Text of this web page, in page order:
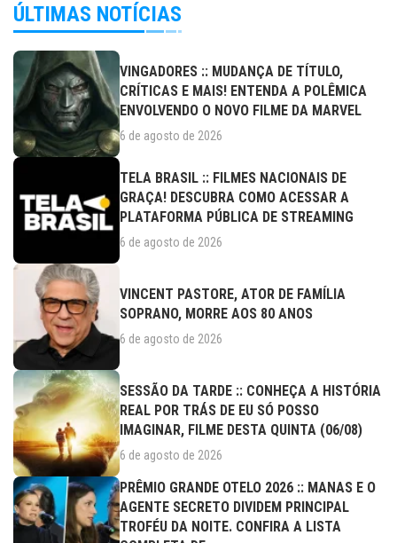
ÚLTIMAS NOTÍCIAS
VINGADORES :: MUDANÇA DE TÍTULO,
CRÍTICAS E MAIS! ENTENDA A POLÊMICA
ENVOLVENDO O NOVO FILME DA MARVEL
6 de agosto de 2026
TELA BRASIL :: FILMES NACIONAIS DE
GRAÇA! DESCUBRA COMO ACESSAR A
PLATAFORMA PÚBLICA DE STREAMING
6 de agosto de 2026
VINCENT PASTORE, ATOR DE FAMÍLIA
SOPRANO, MORRE AOS 80 ANOS
6 de agosto de 2026
SESSÃO DA TARDE :: CONHEÇA A HISTÓRIA
REAL POR TRÁS DE EU SÓ POSSO
IMAGINAR, FILME DESTA QUINTA (06/08)
6 de agosto de 2026
PRÊMIO GRANDE OTELO 2026 :: MANAS E O
AGENTE SECRETO DIVIDEM PRINCIPAL
TROFÉU DA NOITE. CONFIRA A LISTA